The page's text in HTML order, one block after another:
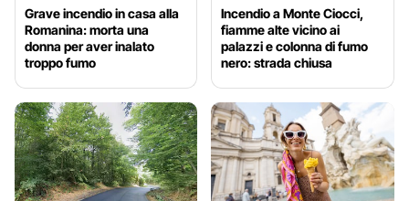
Grave incendio in casa alla
Romanina: morta una
donna per aver inalato
troppo fumo
Incendio a Monte Ciocci,
fiamme alte vicino ai
palazzi e colonna di fumo
nero: strada chiusa